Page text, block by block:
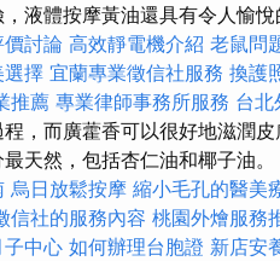
液體按摩黃油還具有令人愉
討論 高效靜電機介紹 老鼠問
選擇 宜蘭專業徵信社服務 換護
推薦 專業律師事務所服務 台北
，而廣藿香可以很好地滋潤皮
天然，包括杏仁油和椰子油。
烏日放鬆按摩 縮小毛孔的醫美
信社的服務內容 桃園外燴服務
中心 如何辦理台胞證 新店安